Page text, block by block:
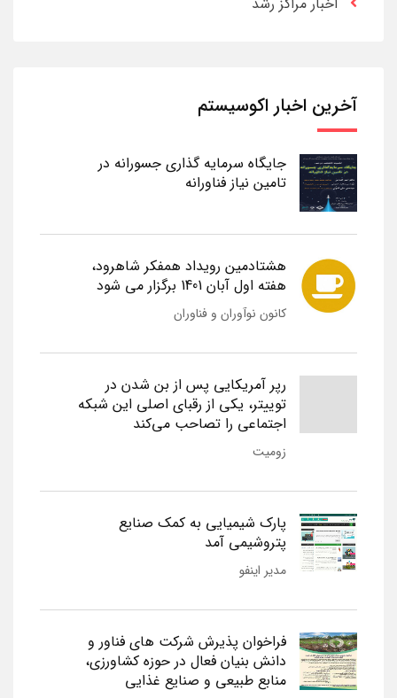
آخرین اخبار اکوسیستم
جایگاه سرمایه گذاری جسورانه در
تامین نیاز فناورانه
هشتادمین رویداد همفکر شاهرود،
هفته اول آبان 1401 برگزار می شود
کانون نوآوران و فناوران
رپر آمریکایی پس از بن شدن در
توییتر، یکی از رقبای اصلی این شبکه
اجتماعی را تصاحب می‌کند
زومیت
پارک شیمیایی به کمک صنایع
پتروشیمی آمد
مدیر اینفو
فراخوان پذیرش شرکت های فناور و
دانش بنیان فعال در حوزه کشاورزی،
منابع طبیعی و صنایع غذایی